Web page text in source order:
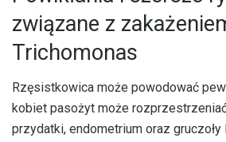
związane z
Trichomonas
Rzęsistkowica może powodować
kobiet pasożyt może
przydatki, endometrium oraz gruczoły